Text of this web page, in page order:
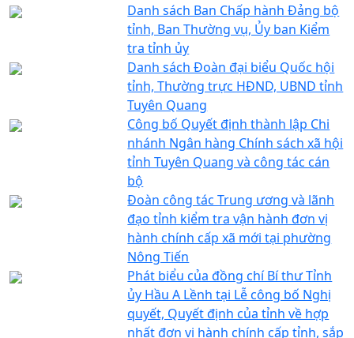
Danh sách Ban Chấp hành Đảng bộ
tỉnh, Ban Thường vụ, Ủy ban Kiểm
tra tỉnh ủy
Danh sách Đoàn đại biểu Quốc hội
tỉnh, Thường trực HĐND, UBND tỉnh
Tuyên Quang
Công bố Quyết định thành lập Chi
nhánh Ngân hàng Chính sách xã hội
tỉnh Tuyên Quang và công tác cán
bộ
Đoàn công tác Trung ương và lãnh
đạo tỉnh kiểm tra vận hành đơn vị
hành chính cấp xã mới tại phường
Nông Tiến
Phát biểu của đồng chí Bí thư Tỉnh
ủy Hầu A Lềnh tại Lễ công bố Nghị
quyết, Quyết định của tỉnh về hợp
nhất đơn vị hành chính cấp tỉnh, sắp